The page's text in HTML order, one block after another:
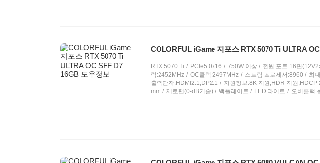
COLORFUL iGame 지포스 RTX 5070 Ti ULTRA
RTX 5070 Ti PCIe5.0x16 750W 이상 전원 포트:16핀
럭:2452MHz
OC클럭:2497MHz 스트림 프로세서:8960 최
출력단자:HDMI2.1,DP2.1
지원정보:8K 지원,HDR 지원,HDCP
mm
제로팬(0-dB기술) 백플레이트 LED 라이트 오버클럭